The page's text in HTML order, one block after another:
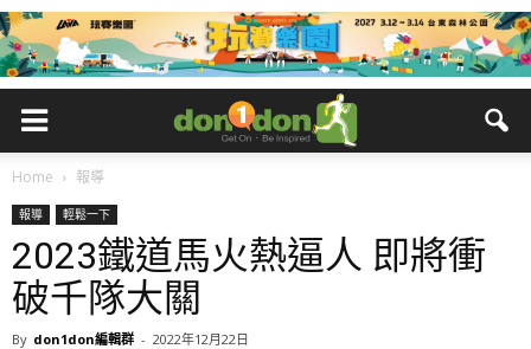
Home 報導
報導 輕鬆一下
2023鐵道馬火熱逼人 即將衝
破千隊大關
By don1don編輯群 - 2022年12月22日